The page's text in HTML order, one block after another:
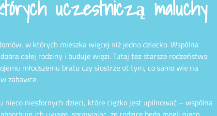
uczestniczą maluchy
w których mieszka więcej niż jedno dziecko. Wspólna
całej rodziny i buduje więzi. Tutaj tez starsze rodzeństwo
młodszemu bratu czy siostrze ot tym, co samo wie na
zabawce.
nieco niesfornych dzieci, które ciężko jest upilnować – wspólna